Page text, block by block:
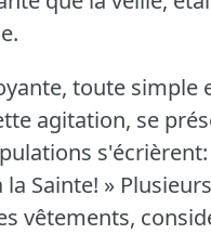
toute simple
agitation, se
s'écrièrent:
la Sainte! »
vêtements,